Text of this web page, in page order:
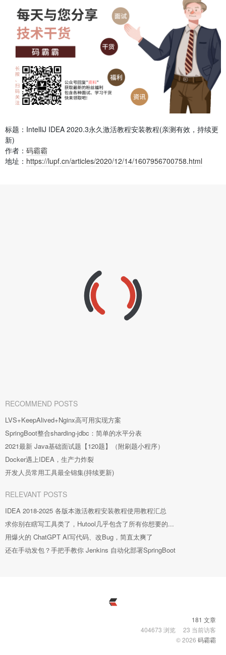
标题：IntelliJ IDEA 2020.3永久激活教程安装教程(亲测有效，持续更
新)
作者： 码霸霸
地址： https://lupf.cn/articles/2020/12/14/1607956700758.html
RECOMMEND POSTS
LVS+KeepAlived+Nginx高可用实现方案
SpringBoot整合sharding-jdbc：简单的水平分表
2021最新 Java基础面试题【120题】（附刷题小程序）
Docker遇上IDEA，生产力炸裂
开发人员常用工具最全锦集(持续更新)
RELEVANT POSTS
IDEA 2018-2025 各版本激活教程安装教程使用教程汇总
求你别在瞎写工具类了，Hutool几乎包含了所有你想要的...
用爆火的 ChatGPT AI写代码、改Bug，简直太爽了
还在手动发包？手把手教你 Jenkins 自动化部署SpringBoot
181 文章
404673 浏览 23 当前访客
© 2026 码霸霸